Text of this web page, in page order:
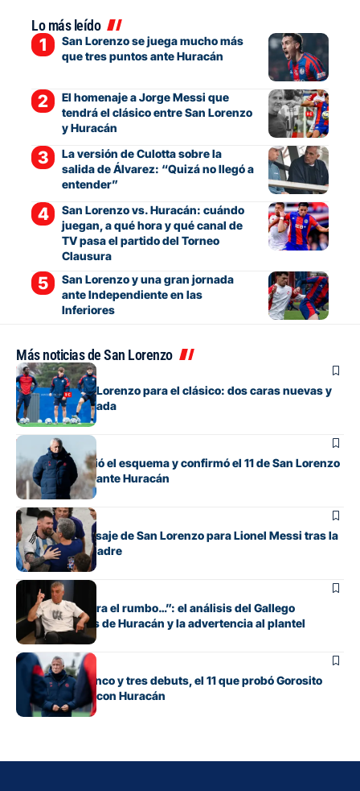
Lo más leído
San Lorenzo se juega mucho más
que tres puntos ante Huracán
El homenaje a Jorge Messi que
tendrá el clásico entre San Lorenzo
y Huracán
La versión de Culotta sobre la
salida de Álvarez: “Quizá no llegó a
entender”
San Lorenzo vs. Huracán: cuándo
juegan, a qué hora y qué canal de
TV pasa el partido del Torneo
Clausura
San Lorenzo y una gran jornada
ante Independiente en las
Inferiores
Más noticias de San Lorenzo
Fútbol
La lista de San Lorenzo para el clásico: dos caras nuevas y
una baja esperada
Fútbol
Gorosito cambió el esquema y confirmó el 11 de San Lorenzo
para el clásico ante Huracán
Fútbol
El sentido mensaje de San Lorenzo para Lionel Messi tras la
muerte de su padre
Fútbol
“Si no encuentra el rumbo…”: el análisis del Gallego
González antes de Huracán y la advertencia al plantel
Fútbol
Con línea de cinco y tres debuts, el 11 que probó Gorosito
para el clásico con Huracán